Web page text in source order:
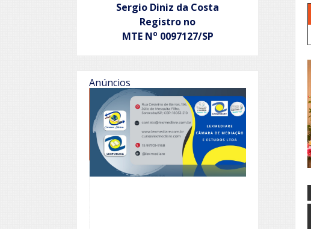
Sergio Diniz da Costa
Registro no
MTE No 0097127/SP
Anúncios